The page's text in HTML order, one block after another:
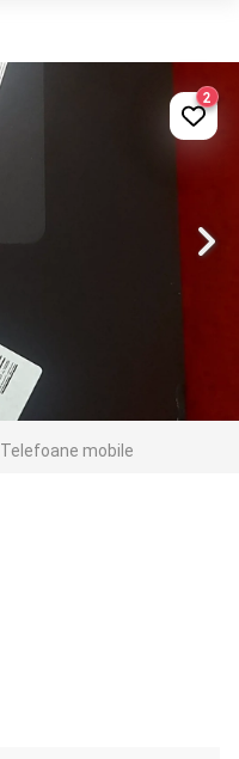
Telefoane mobile
2